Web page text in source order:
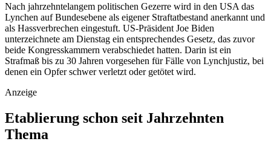
Nach jahrzehntelangem politischen Gezerre wird in den USA das
Lynchen auf Bundesebene als eigener Straftatbestand anerkannt und
als Hassverbrechen eingestuft. US-Präsident Joe Biden
unterzeichnete am Dienstag ein entsprechendes Gesetz, das zuvor
beide Kongresskammern verabschiedet hatten. Darin ist ein
Strafmaß bis zu 30 Jahren vorgesehen für Fälle von Lynchjustiz, bei
denen ein Opfer schwer verletzt oder getötet wird.
Anzeige
Etablierung schon seit Jahrzehnten
Thema